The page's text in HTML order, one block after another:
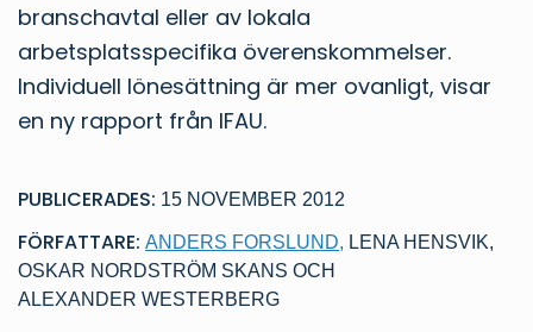
branschavtal eller av lokala
arbetsplatsspecifika överenskommelser.
Individuell lönesättning är mer ovanligt, visar
en ny rapport från IFAU.
PUBLICERADES: 15 NOVEMBER 2012
FÖRFATTARE: ANDERS FORSLUND, LENA HENSVIK,
OSKAR NORDSTRÖM SKANS OCH
ALEXANDER WESTERBERG